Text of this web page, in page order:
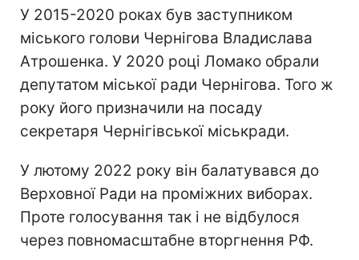
У 2015-2020 роках був заступником
міського голови Чернігова Владислава
Атрошенка. У 2020 році Ломако обрали
депутатом міської ради Чернігова. Того ж
року його призначили на посаду
секретаря Чернігівської міськради.
У лютому 2022 року він балатувався до
Верховної Ради на проміжних виборах.
Проте голосування так і не відбулося
через повномасштабне вторгнення РФ.